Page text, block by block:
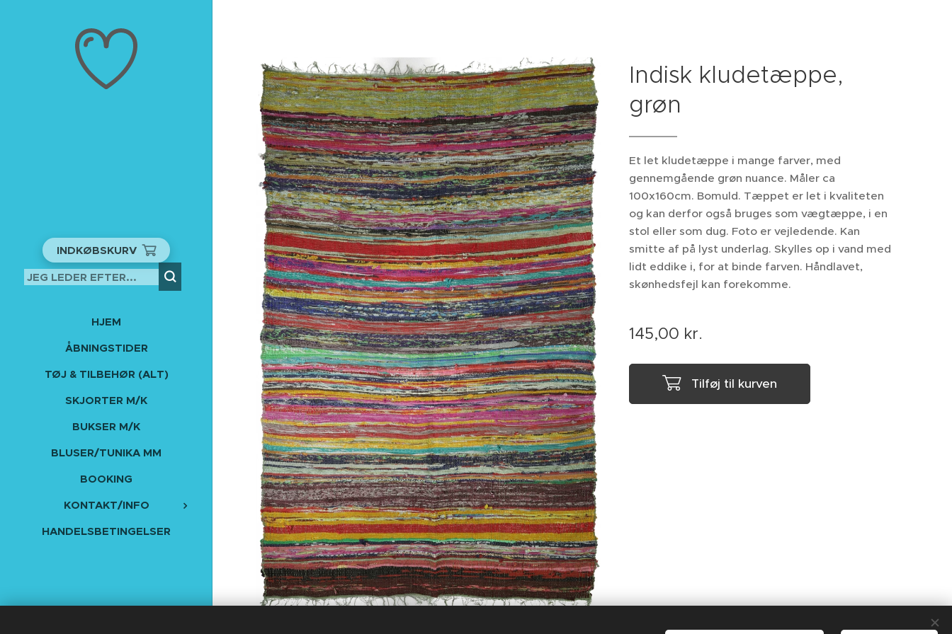
INDKØBSKURV
HJEM
ÅBNINGSTIDER
TØJ & TILBEHØR (ALT)
SKJORTER M/K
BUKSER M/K
BLUSER/TUNIKA MM
BOOKING
KONTAKT/INFO
HANDELSBETINGELSER
Indisk kludetæppe,
grøn
Et let kludetæppe i mange farver, med
gennemgående grøn nuance. Måler ca
100x160cm. Bomuld. Tæppet er let i kvaliteten
og kan derfor også bruges som vægtæppe, i en
stol eller som dug. Foto er vejledende. Kan
smitte af på lyst underlag. Skylles op i vand med
lidt eddike i, for at binde farven. Håndlavet,
skønhedsfejl kan forekomme.
145,00 kr.
Tilføj til kurven